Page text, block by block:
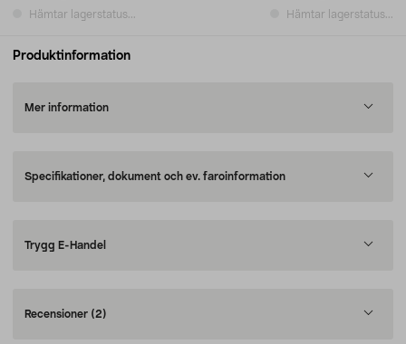
Hämtar lagerstatus... Hämtar lagerstatus...
Produktinformation
Mer information
Specifikationer, dokument och ev. faroinformation
Trygg E-Handel
Recensioner (2)